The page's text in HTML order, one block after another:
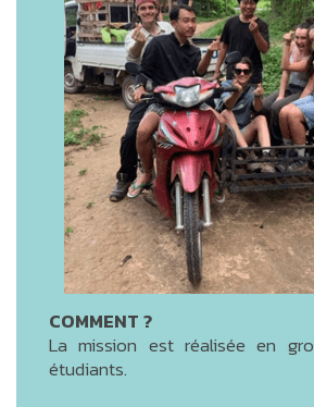
COMMENT ?
La mission est réalisée en
étudiants.